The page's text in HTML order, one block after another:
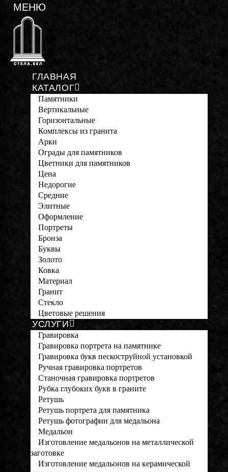
ГЛАВНАЯ
КАТАЛОГ
Памятники
Вертикальные
Горизонтальные
Комплексы из гранита
Арки
Ограды для памятников
Цветники для памятников
Цена
Недорогие
Средние
Элитные
Оформление
Портреты
Бронза
Буквы
Золото
Ковка
Материал
Гранит
Стекло
Цветовые решения
УСЛУГИ
Гравировка
Гравировка портрета на памятнике
Гравировка букв пескоструйной установкой
Ручная гравировка портретов
Станочная гравировка портретов
Рубка глубоких букв в граните
Ретушь
Ретушь портрета для памятника
Ретушь фотографии для медальона
Медальон
Изготовление медальонов на металлической
заготовке
Изготовление медальонов на керамической